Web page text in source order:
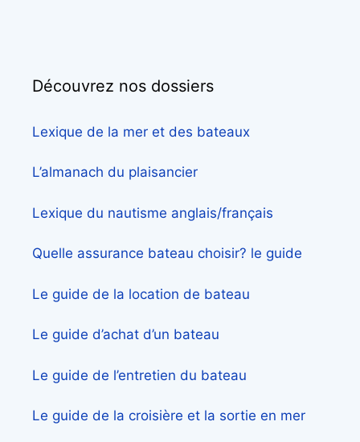
Découvrez nos dossiers
Lexique de la mer et des bateaux
L’almanach du plaisancier
Lexique du nautisme anglais/français
Quelle assurance bateau choisir? le guide
Le guide de la location de bateau
Le guide d’achat d’un bateau
Le guide de l’entretien du bateau
Le guide de la croisière et la sortie en mer